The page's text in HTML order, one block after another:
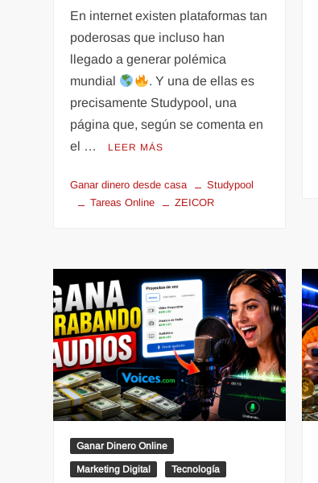
En internet existen plataformas tan
poderosas que incluso han
llegado a generar polémica
mundial
. Y una de ellas es
precisamente Studypool, una
página que, según se comenta en
el …
LEER MÁS
Ganar dinero desde casa
Studypool
Tareas Online
ZEICOR
Ganar Dinero Online
Marketing Digital Tecnología